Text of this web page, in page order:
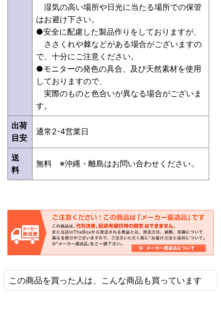
湿気の高い場所や日光に当たる場所での保管
はお避け下さい。
●安全に配慮した製品作りをしておりますが、
ささくれや棘などがある場合がございますの
で、十分にご注意ください。
●モニターの発色の具合、及び天然素材を使用
しておりますので、
実際のものと色合いが異なる場合がございま
す。
出荷
目安
通常2-4営業日
送
料
無料 ※沖縄・離島はお問い合わせください。
この商品を買った人は、こんな商品も買っています